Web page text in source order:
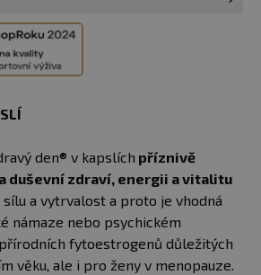
den® v kapslích příznivě
duševní zdraví, energii a vitalitu
sílu a vytrvalost a proto je vhodná
námaze nebo psychickém
fytoestrogenů důležitých
věku, ale i pro ženy v menopauze.